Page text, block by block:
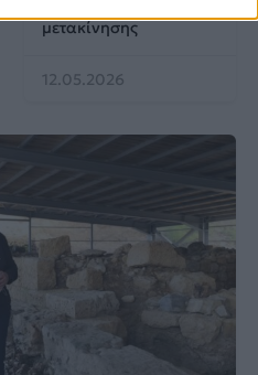
μετακίνησης
12.05.2026